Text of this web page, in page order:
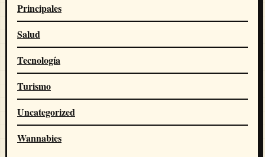
Principales
Salud
Tecnología
Turismo
Uncategorized
Wannabies